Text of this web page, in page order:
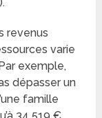
revenus
varie
exemple,
dépasser un
famille